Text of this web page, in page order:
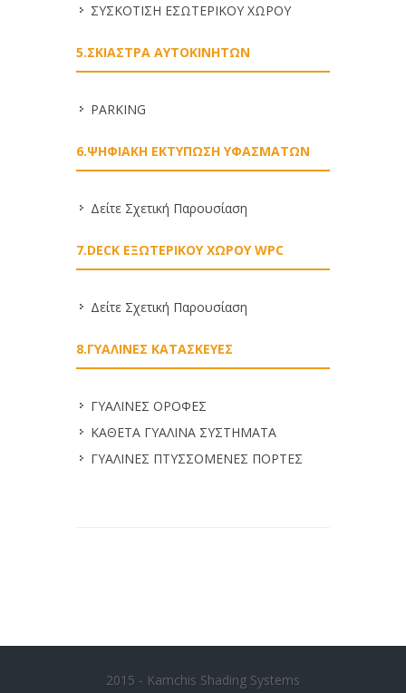
ΣΥΣΚΟΤΙΣΗ ΕΣΩΤΕΡΙΚΟΥ ΧΩΡΟΥ
5.ΣΚΙΑΣΤΡΑ ΑΥΤΟΚΙΝΗΤΩΝ
PARKING
6.ΨΗΦΙΑΚΗ ΕΚΤΥΠΩΣΗ ΥΦΑΣΜΑΤΩΝ
Δείτε Σχετική Παρουσίαση
7.DECK ΕΞΩΤΕΡΙΚΟΥ ΧΩΡΟΥ WPC
Δείτε Σχετική Παρουσίαση
8.ΓΥΑΛΙΝΕΣ ΚΑΤΑΣΚΕΥΕΣ
ΓΥΑΛΙΝΕΣ ΟΡΟΦΕΣ
ΚΑΘΕΤΑ ΓΥΑΛΙΝΑ ΣΥΣΤΗΜΑΤΑ
ΓΥΑΛΙΝΕΣ ΠΤΥΣΣΟΜΕΝΕΣ ΠΟΡΤΕΣ
2015 - Kamchis Shading Systems